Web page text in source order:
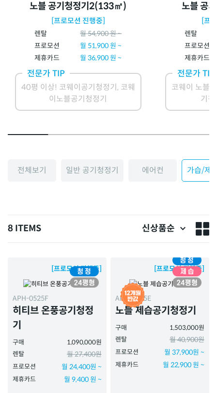
노블 공기청정기2(133㎡)
[프로모션 진행중]
렌탈 월54,900원 ~
프로모션
월 51,900원 ~
제휴카드
월36,900원 ~
전문가 TIP
40평 이상! 코웨이공기청정기, 코웨
이노블공기청정기
노블 공
[프
렌탈
프로모션
제휴카드
전문가 TIP
코웨이 노블
기
전체보기 일반 공기청정기 에어컨 가습/제
8 ITEMS 신상품순
[프로모션 진행중]
APH-0525F
히티브 온풍공기청정
기
구매
1,090,000원
렌탈
월 27,400원
프로모션 월 24,400원 ~
제휴카드 월 9,400 원 ~
[프로모션 진행중]
APD-1025E
노블 제습공기청정기
구매
1,503,000원
렌탈
월 40,900원
프로모션 월 37,900원 ~
제휴카드 월 22,900 원 ~